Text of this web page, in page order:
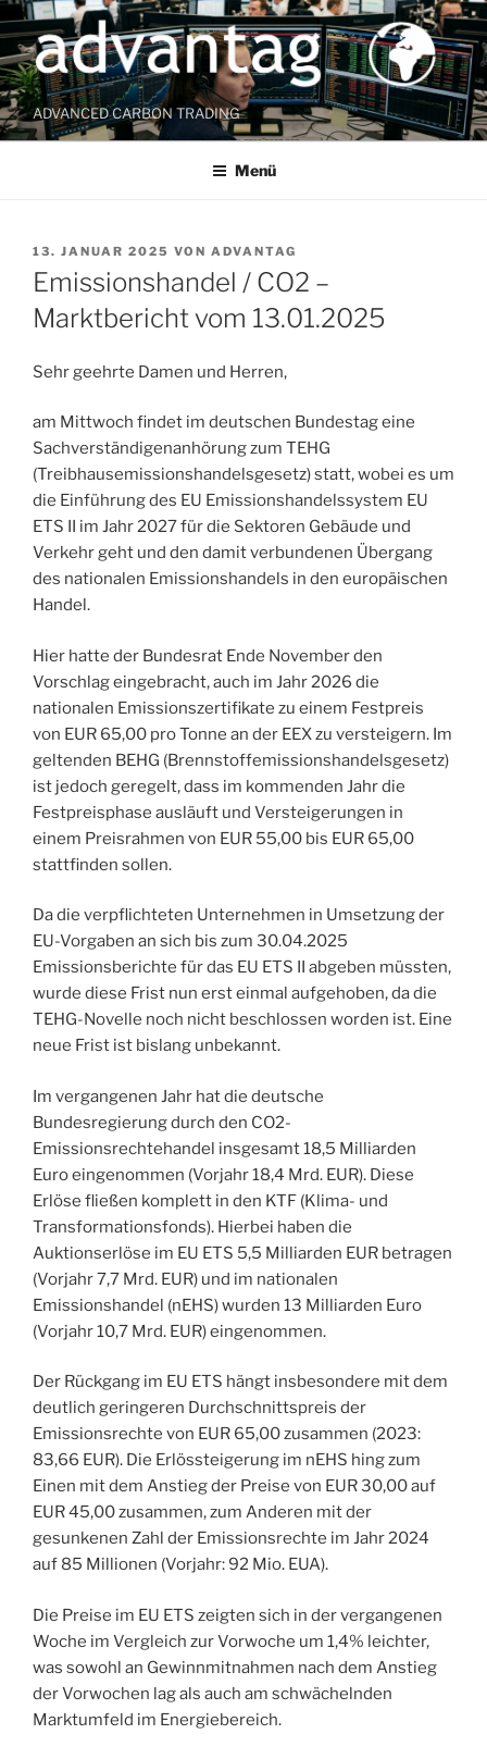
Zum
Inhalt
springen
ADVANCED CARBON TRADING
Menü
VERÖFFENTLICHT
AM
13. JANUAR 2025 VON ADVANTAG
Emissionshandel / CO2 –
Marktbericht vom 13.01.2025
Sehr geehrte Damen und Herren,
am Mittwoch findet im deutschen Bundestag eine
Sachverständigenanhörung zum TEHG
(Treibhausemissionshandelsgesetz) statt, wobei es um
die Einführung des EU Emissionshandelssystem EU
ETS II im Jahr 2027 für die Sektoren Gebäude und
Verkehr geht und den damit verbundenen Übergang
des nationalen Emissionshandels in den europäischen
Handel.
Hier hatte der Bundesrat Ende November den
Vorschlag eingebracht, auch im Jahr 2026 die
nationalen Emissionszertifikate zu einem Festpreis
von EUR 65,00 pro Tonne an der EEX zu versteigern. Im
geltenden BEHG (Brennstoffemissionshandelsgesetz)
ist jedoch geregelt, dass im kommenden Jahr die
Festpreisphase ausläuft und Versteigerungen in
einem Preisrahmen von EUR 55,00 bis EUR 65,00
stattfinden sollen.
Da die verpflichteten Unternehmen in Umsetzung der
EU-Vorgaben an sich bis zum 30.04.2025
Emissionsberichte für das EU ETS II abgeben müssten,
wurde diese Frist nun erst einmal aufgehoben, da die
TEHG-Novelle noch nicht beschlossen worden ist. Eine
neue Frist ist bislang unbekannt.
Im vergangenen Jahr hat die deutsche
Bundesregierung durch den CO2-
Emissionsrechtehandel insgesamt 18,5 Milliarden
Euro eingenommen (Vorjahr 18,4 Mrd. EUR). Diese
Erlöse fließen komplett in den KTF (Klima- und
Transformationsfonds). Hierbei haben die
Auktionserlöse im EU ETS 5,5 Milliarden EUR betragen
(Vorjahr 7,7 Mrd. EUR) und im nationalen
Emissionshandel (nEHS) wurden 13 Milliarden Euro
(Vorjahr 10,7 Mrd. EUR) eingenommen.
Der Rückgang im EU ETS hängt insbesondere mit dem
deutlich geringeren Durchschnittspreis der
Emissionsrechte von EUR 65,00 zusammen (2023:
83,66 EUR). Die Erlössteigerung im nEHS hing zum
Einen mit dem Anstieg der Preise von EUR 30,00 auf
EUR 45,00 zusammen, zum Anderen mit der
gesunkenen Zahl der Emissionsrechte im Jahr 2024
auf 85 Millionen (Vorjahr: 92 Mio. EUA).
Die Preise im EU ETS zeigten sich in der vergangenen
Woche im Vergleich zur Vorwoche um 1,4% leichter,
was sowohl an Gewinnmitnahmen nach dem Anstieg
der Vorwochen lag als auch am schwächelnden
Marktumfeld im Energiebereich.